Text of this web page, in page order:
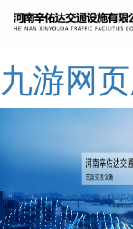
九游网